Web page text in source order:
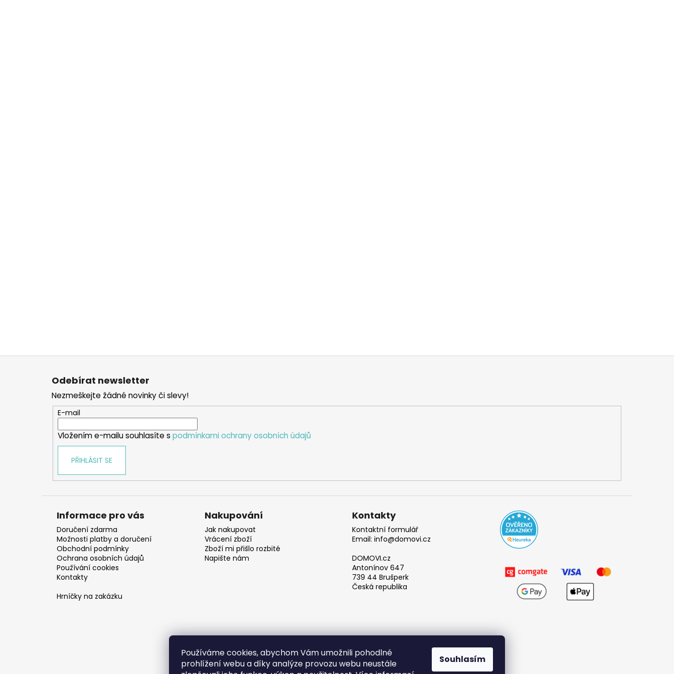
Používáme cookies, abychom Vám umožnili pohodlné
prohlížení webu a díky analýze provozu webu neustále
Souhlasím
Z
Odebírat newsletter
Nezmeškejte žádné novinky či slevy!
E-mail
Vložením e-mailu souhlasíte s podmínkami ochrany osobních údajů
PŘIHLÁSIT SE
Informace pro vás
Doručení zdarma
Možnosti platby a doručení
Obchodní podmínky
Ochrana osobních údajů
Používání cookies
Kontakty
Hrníčky na zakázku
Nakupování
Jak nakupovat
Vrácení zboží
Zboží mi přišlo rozbité
Napište nám
Kontakty
Kontaktní formulář
Email: info@domovi.cz
DOMOVI.cz
Antonínov 647
739 44 Brušperk
Česká republika
Obchodní podmínky